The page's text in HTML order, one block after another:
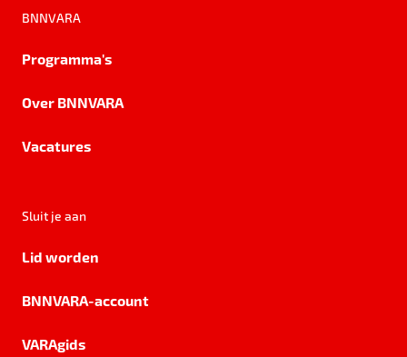
BNNVARA
Programma's
Over BNNVARA
Vacatures
Sluit je aan
Lid worden
BNNVARA-account
VARAgids